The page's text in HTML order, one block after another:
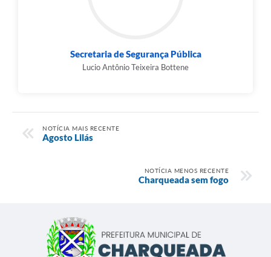
Secretaria de Segurança Pública
Lucio Antônio Teixeira Bottene
NOTÍCIA MAIS RECENTE
Agosto Lilás
NOTÍCIA MENOS RECENTE
Charqueada sem fogo